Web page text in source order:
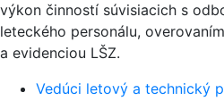
výkon činností súvisiacich s
leteckého personálu,
a evidenciou LŠZ.
Vedúci letový a technický